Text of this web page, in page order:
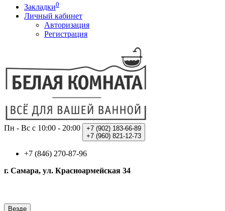
Закладки0
Личный кабинет
Авторизация
Регистрация
Пн - Вс с 10:00 - 20:00 +7 (902) 183-66-89
+7 (960) 821-12-73
+7 (846) 270-87-96
г. Самара, ул. Красноармейская 34
Везде